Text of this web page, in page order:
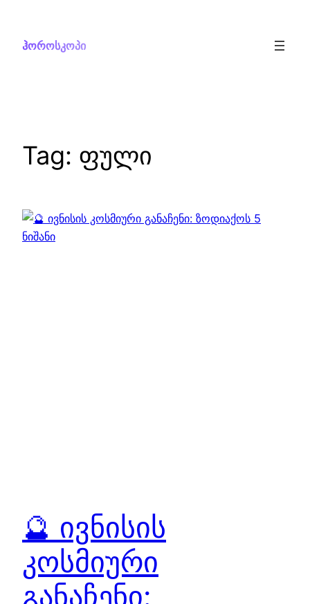
content
ჰოროსკოპი
Tag: ფული
🔮 ივნისის
კოსმიური
განაჩენი: